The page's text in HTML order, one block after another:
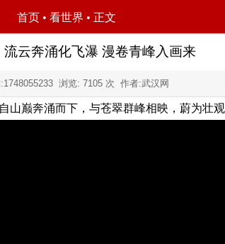
首页 • 看世界 • 正文
流云奔涌化飞瀑 漫卷青峰入画来
1748055233 浏览: 7105 次 作者:武汉网
山巅奔涌而下，与苍翠群峰相映，蔚为壮